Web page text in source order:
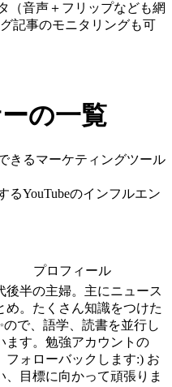
（音声＋フリップなども網
記事のモニタリングも可
の一覧
きるマーケティングツール
るYouTubeのインフルエン
プロフィール
後半の主婦。主にニュース
め。たくさん知識をつけた
ので、語学、読書を並行し
ます。勉強アカウントの
フォローバックします:) お
、目標に向かって頑張りま